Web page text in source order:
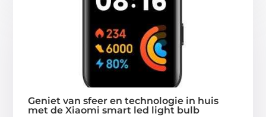
Geniet van sfeer en technologie in huis
met de Xiaomi smart led light bulb